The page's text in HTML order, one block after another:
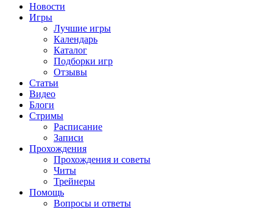
Новости
Игры
Лучшие игры
Календарь
Каталог
Подборки игр
Отзывы
Статьи
Видео
Блоги
Стримы
Расписание
Записи
Прохождения
Прохождения и советы
Читы
Трейнеры
Помощь
Вопросы и ответы